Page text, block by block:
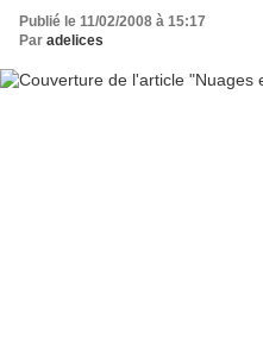
Publié le 11/02/2008 à 15:17
Par adelices